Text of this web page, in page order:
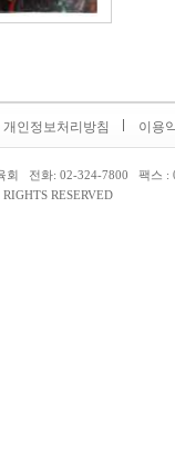
개인정보처리방침 이용
회 전화: 02-324-7800 팩스 :
RESERVED